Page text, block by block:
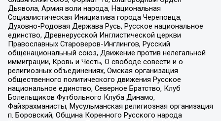
Дьявола, Армия воли народа, Национальная
Социалистическая Инициатива города Череповца,
Духовно-Родовая Держава Русь, Русское национальное
единство, Древнерусской Инглистической церкви
Православных Староверов-Инглингов, Русский
общенациональный союз, Движение против нелегальной
иммиграции, Кровь и Честь, О свободе совести и о
религиозных объединениях, Омская организация
общественного политического движения Русское
национальное единство, Северное Братство, Клуб
Болельщиков Футбольного Клуба Динамо,
Файзрахманисты, Мусульманская религиозная организация
п. Боровский, Община Коренного Русского народа